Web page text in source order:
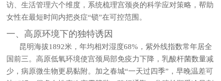
访、生活管理六个维度，系统梳理宫颈炎的科学应对策略，帮助
女性在最短时间内把炎症“锁”在可控范围。
一、高原环境下的独特诱因
昆明海拔1892米，年均相对湿度68%，紫外线指数常年居全
国前三。高原低氧环境使宫颈局部免疫力下降，乳酸杆菌数量减
少，病原微生物更易黏附。加之春城“一天过四季”，早晚温差可